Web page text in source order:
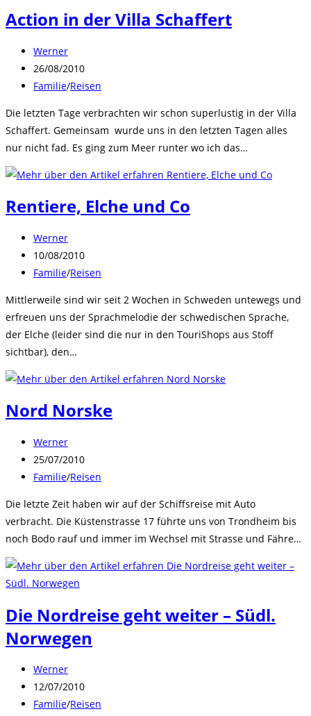
Action in der Villa Schaffert
Beitrags-
Autor:
Werner
Beitrag
veröffentlicht:
26/08/2010
Beitrags-
Familie/Reisen
Die letzten Tage verbrachten wir schon superlustig in der Villa
Schaffert. Gemeinsam wurde uns in den letzten Tagen alles
nur nicht fad. Es ging zum Meer runter wo ich das…
Rentiere, Elche und Co
Beitrags-
Autor:
Werner
Beitrag
veröffentlicht:
10/08/2010
Beitrags-
Familie/Reisen
Mittlerweile sind wir seit 2 Wochen in Schweden untewegs und
erfreuen uns der Sprachmelodie der schwedischen Sprache,
der Elche (leider sind die nur in den TouriShops aus Stoff
sichtbar), den…
Nord Norske
Beitrags-
Autor:
Werner
Beitrag
veröffentlicht:
25/07/2010
Beitrags-
Familie/Reisen
Die letzte Zeit haben wir auf der Schiffsreise mit Auto
verbracht. Die Küstenstrasse 17 führte uns von Trondheim bis
noch Bodo rauf und immer im Wechsel mit Strasse und Fähre…
Die Nordreise geht weiter – Südl.
Norwegen
Beitrags-
Autor:
Werner
Beitrag
veröffentlicht:
12/07/2010
Beitrags-
Familie/Reisen